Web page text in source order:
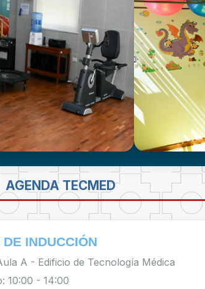
CENTRO
AGENDA TECMED
INDUCCIÓN
A - Edificio de Tecnología Médica
10:00 - 14:00